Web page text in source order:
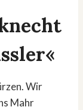
Wir
Mahr